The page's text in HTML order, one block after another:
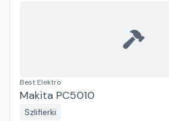
Best Elektro
Makita PC5010
Szlifierki